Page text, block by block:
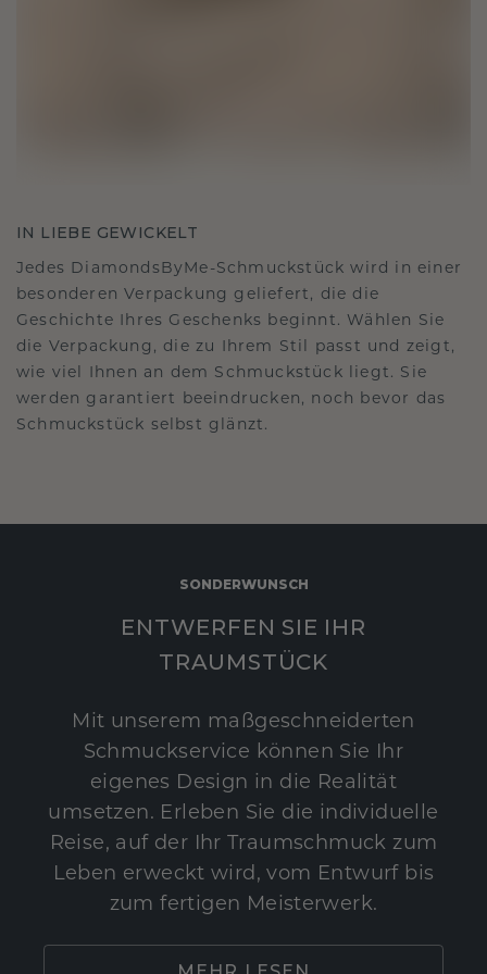
IN LIEBE GEWICKELT
Jedes DiamondsByMe-Schmuckstück wird in einer
besonderen Verpackung geliefert, die die
Geschichte Ihres Geschenks beginnt. Wählen Sie
die Verpackung, die zu Ihrem Stil passt und zeigt,
wie viel Ihnen an dem Schmuckstück liegt. Sie
werden garantiert beeindrucken, noch bevor das
Schmuckstück selbst glänzt.
SONDERWUNSCH
ENTWERFEN SIE IHR
TRAUMSTÜCK
Mit unserem maßgeschneiderten
Schmuckservice können Sie Ihr
eigenes Design in die Realität
umsetzen. Erleben Sie die individuelle
Reise, auf der Ihr Traumschmuck zum
Leben erweckt wird, vom Entwurf bis
zum fertigen Meisterwerk.